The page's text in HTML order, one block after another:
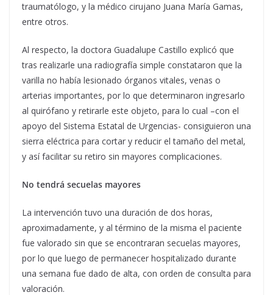
traumatólogo, y la médico cirujano Juana María Gamas,
entre otros.
Al respecto, la doctora Guadalupe Castillo explicó que
tras realizarle una radiografía simple constataron que la
varilla no había lesionado órganos vitales, venas o
arterias importantes, por lo que determinaron ingresarlo
al quirófano y retirarle este objeto, para lo cual –con el
apoyo del Sistema Estatal de Urgencias- consiguieron una
sierra eléctrica para cortar y reducir el tamaño del metal,
y así facilitar su retiro sin mayores complicaciones.
No tendrá secuelas mayores
La intervención tuvo una duración de dos horas,
aproximadamente, y al término de la misma el paciente
fue valorado sin que se encontraran secuelas mayores,
por lo que luego de permanecer hospitalizado durante
una semana fue dado de alta, con orden de consulta para
valoración.